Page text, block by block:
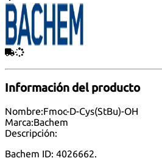
Información del producto
Nombre:Fmoc-D-Cys(StBu)-OH
Marca:Bachem
Descripción:
Bachem ID: 4026662.